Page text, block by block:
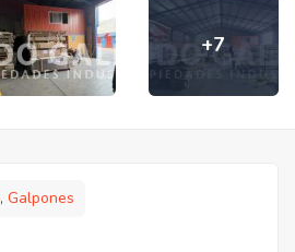
+7
, Galpones